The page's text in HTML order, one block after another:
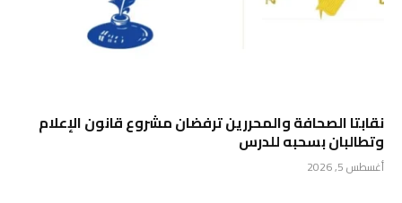
نقابتا الصحافة والمحررين ترفضان مشروع قانون الإعلام
وتطالبان بسحبه للدرس
أغسطس 5, 2026